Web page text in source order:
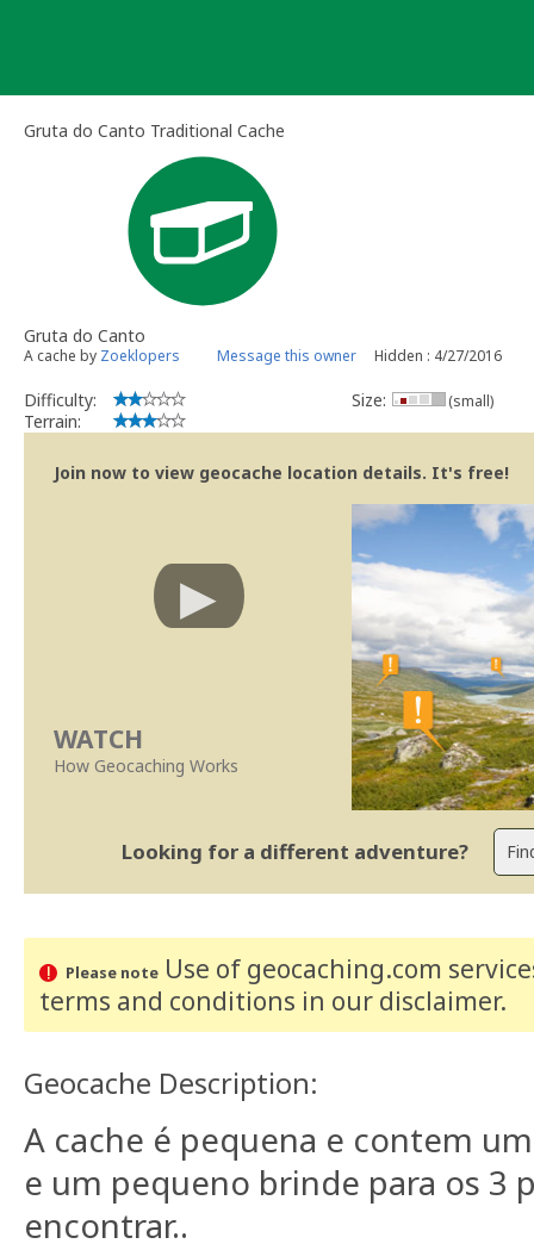
Gruta do Canto Traditional Cache
Gruta do Canto
A cache by Zoeklopers Message this owner Hidden : 4/27/2016
Difficulty:
Terrain:
Size: (small)
Join now to view geocache location details. It's free!
WATCH
How Geocaching Works
Looking for a different adventure?
Please noteUse of geocaching.com
terms and conditions in our disclaimer.
Geocache Description:
A cache é pequena e contem
e um pequeno brinde para os 3
encontrar..